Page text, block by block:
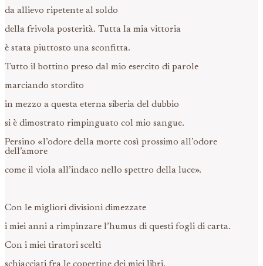
da allievo ripetente al soldo
della frivola posterità. Tutta la mia vittoria
è stata piuttosto una sconfitta.
Tutto il bottino preso dal mio esercito di parole
marciando stordito
in mezzo a questa eterna siberia del dubbio
si è dimostrato rimpinguato col mio sangue.
Persino «l’odore della morte così prossimo all’odore
dell’amore
come il viola all’indaco nello spettro della luce».
Con le migliori divisioni dimezzate
i miei anni a rimpinzare l’humus di questi fogli di carta.
Con i miei tiratori scelti